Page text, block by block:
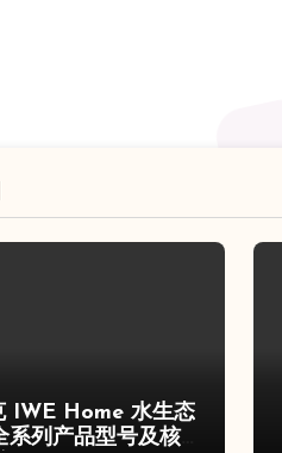
IWE Home 水生态
系列产品型号及核